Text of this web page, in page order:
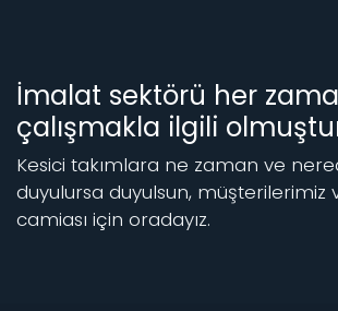
İmalat sektörü her
çalışmakla ilgili
Kesici takımlara ne zaman ve
duyulursa duyulsun, müşterilerimiz
camiası için oradayız.